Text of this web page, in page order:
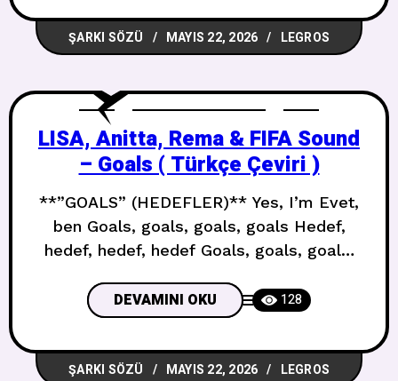
thought I found the antidote this time Bu
sefer panzehiri bulduğumu sandım I
ŞARKI SÖZÜ MAYIS 22, 2026 LEGROS
LISA, Anitta, Rema & FIFA Sound
– Goals ( Türkçe Çeviri )
**”GOALS” (HEDEFLER)** Yes, I’m Evet,
ben Goals, goals, goals, goals Hedef,
hedef, hedef, hedef Goals, goals, goals,
body (Goals), my fit (Goals) Vücudum
(Hedef), kıyafetim (Hedef) My friends
(Goals), my whip (Goals) Arkadaşlarım
(Hedef), arabam (Hedef) My body
DEVAMINI OKU 128
ŞARKI SÖZÜ MAYIS 22, 2026 LEGROS